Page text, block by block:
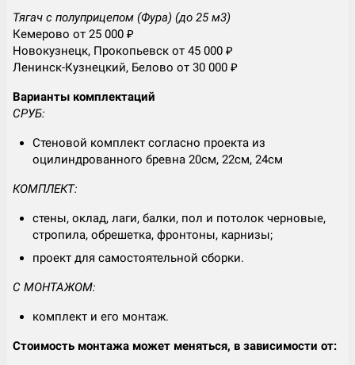
Тягач с полуприцепом (Фура) (до 25 м3)
Кемерово от 25 000 ₽
Новокузнецк, Прокопьевск от 45 000 ₽
Ленинск-Кузнецкий, Белово от 30 000 ₽
Варианты комплектаций
СРУБ:
Стеновой комплект согласно проекта из
оцилиндрованного бревна 20см, 22см, 24см
КОМПЛЕКТ:
стены, оклад, лаги, балки, пол и потолок черновые,
стропила, обрешетка, фронтоны, карнизы;
проект для самостоятельной сборки.
С МОНТАЖОМ:
комплект и его монтаж.
Стоимость монтажа может меняться, в зависимости от: